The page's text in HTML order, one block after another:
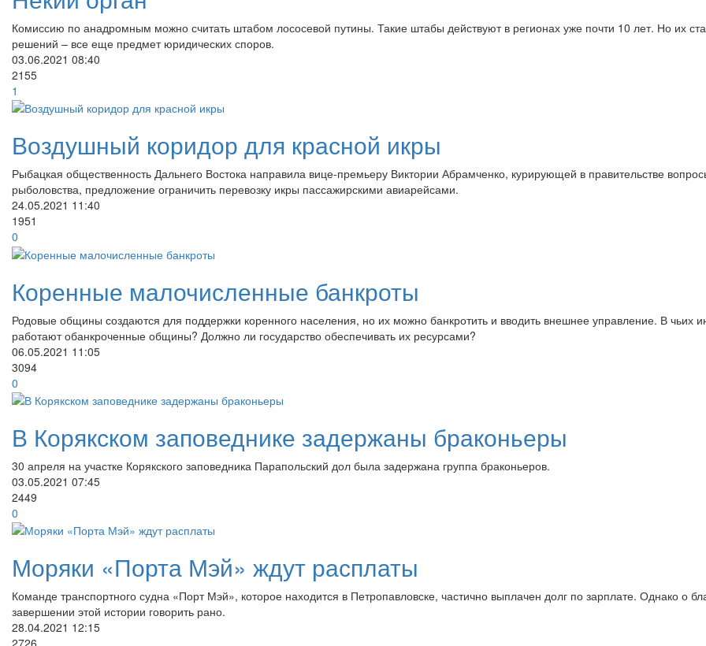
Комиссию по анадромным можно считать штабом лососевой путины. Такие штабы действуют в регионах уже почти 10 лет. Но их
решений – все еще предмет юридических споров.
03.06.2021 08:40
2155
1
Воздушный коридор для красной икры
Рыбацкая общественность Дальнего Востока направила вице-премьеру Виктории Абрамченко, курирующей в правительстве
рыболовства, предложение ограничить перевозку икры пассажирскими авиарейсами.
24.05.2021 11:40
1951
0
Коренные малочисленные банкроты
Родовые общины создаются для поддержки коренного населения, но их можно банкротить и вводить внешнее управление. В чьих
работают обанкроченные общины? Должно ли государство обеспечивать их ресурсами?
06.05.2021 11:05
3094
0
В Корякском заповеднике задержаны браконьеры
30 апреля на участке Корякского заповедника Парапольский дол была задержана группа браконьеров.
03.05.2021 07:45
2449
0
Моряки «Порта Мэй» ждут расплаты
Команде транспортного судна «Порт Мэй», которое находится в Петропавловске, частично выплачен долг по зарплате. Однако о
завершении этой истории говорить рано.
28.04.2021 12:15